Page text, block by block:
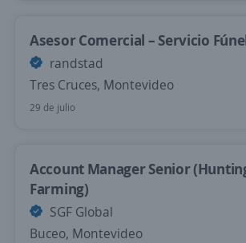
Asesor Comercial – Servicio
randstad
Tres Cruces, Montevideo
29 de julio
Account Manager Senior
Farming)
SGF Global
Buceo, Montevideo